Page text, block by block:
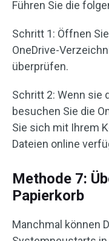
Führen Sie die
Schritt 1: Öffnen
OneDrive-
überprüfen.
Schritt 2: Wenn sie
besuchen Sie die
Sie sich mit Ihrem
Dateien online
Methode 7:
Papierkorb
Manchmal können